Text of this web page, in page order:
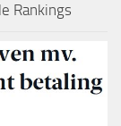
Rankings